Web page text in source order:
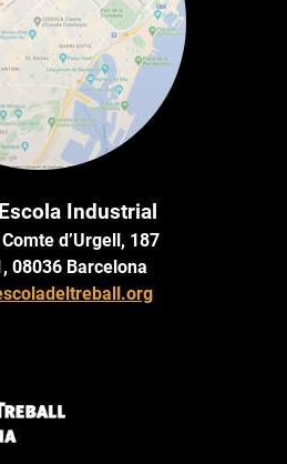
Industrial
d’Urgell, 187
08036 Barcelona